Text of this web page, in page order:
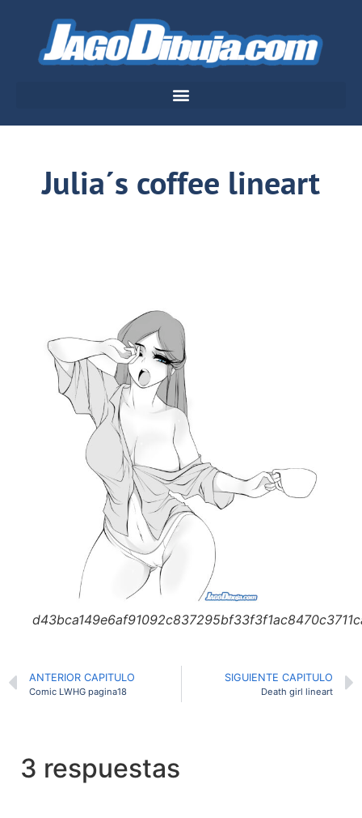
Julia´s coffee lineart
ANTERIOR CAPITULO
Comic LWHG pagina18
SIGUIENTE CAPITULO
Death girl lineart
3 respuestas